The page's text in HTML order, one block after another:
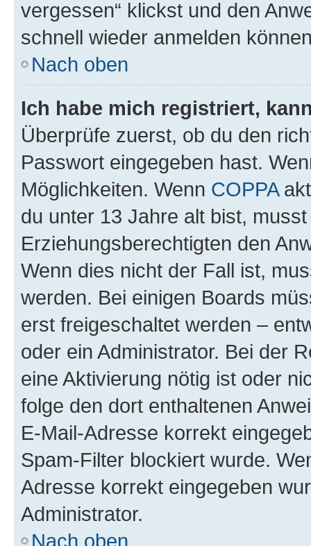
vergessen“ klickst und den
schnell wieder anmelden
Nach oben
Ich habe mich registriert,
Überprüfe zuerst, ob du den
Passwort eingegeben hast.
Möglichkeiten. Wenn COPPA
du unter 13 Jahre alt bist,
Erziehungsberechtigten den
Wenn dies nicht der Fall ist,
werden. Bei einigen Boards
erst freigeschaltet werden –
oder ein Administrator. Bei der
eine Aktivierung nötig ist oder
folge den dort enthaltenen
E-Mail-Adresse korrekt
Spam-Filter blockiert wurde.
Adresse korrekt eingegeben
Administrator.
Nach oben